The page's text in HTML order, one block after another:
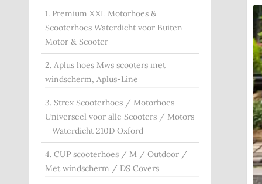
1. Premium XXL Motorhoes &
Scooterhoes Waterdicht voor Buiten –
Motor & Scooter
2. Aplus hoes Mws scooters met
windscherm, Aplus-Line
3. Strex Scooterhoes / Motorhoes
Universeel voor alle Scooters / Motors
– Waterdicht 210D Oxford
4. CUP scooterhoes / M / Outdoor /
Met windscherm / DS Covers